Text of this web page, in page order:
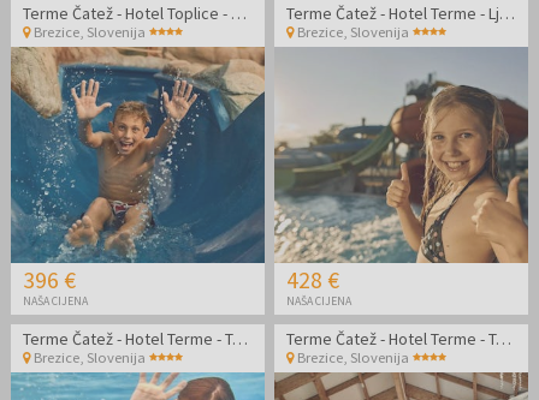
Terme Čatež - Hotel Toplice - Termalni odmor
Brezice, Slovenija
396 €
NAŠA CIJENA
Terme Čatež - Hotel Terme - Ljetna termalna zabava
Brezice Slovenija
428 €
NAŠA CIJENA
Terme Čatež - Hotel Terme - Termalni odmor
Brezice, Slovenija
Terme Čatež - Hotel Terme - Termalni odmor
Brezice, Slovenija